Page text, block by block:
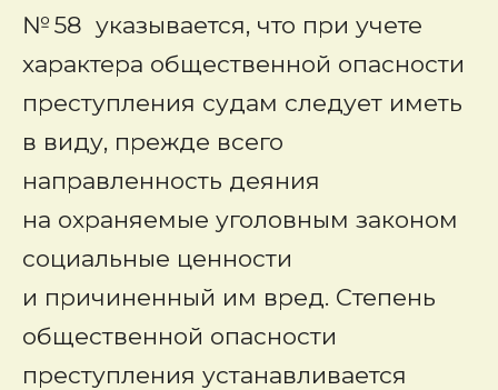
№ 58 указывается, что при учете
характера общественной опасности
преступления судам следует иметь
в виду, прежде всего
направленность деяния
на охраняемые уголовным законом
социальные ценности
и причиненный им вред. Степень
общественной опасности
преступления устанавливается